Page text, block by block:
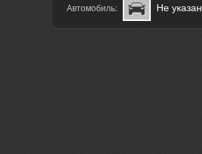
Автомобиль: Не указан